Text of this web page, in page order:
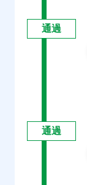
通過
通過